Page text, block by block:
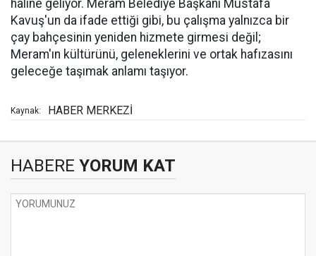
hâline geliyor. Meram Belediye Başkanı Mustafa
Kavuş'un da ifade ettiği gibi, bu çalışma yalnızca bir
çay bahçesinin yeniden hizmete girmesi değil;
Meram'ın kültürünü, geleneklerini ve ortak hafızasını
geleceğe taşımak anlamı taşıyor.
Kaynak: HABER MERKEZİ
HABERE YORUM KAT